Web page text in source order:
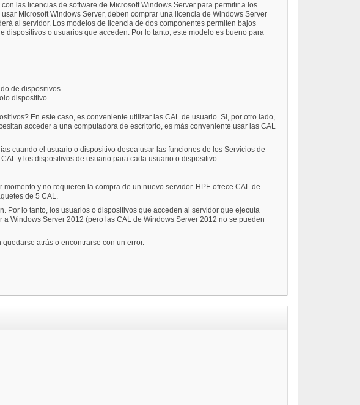
las licencias de software de Microsoft Windows Server para permitir a los
Microsoft Windows Server, deben comprar una licencia de Windows Server
al servidor. Los modelos de licencia de dos componentes permiten bajos
o usuarios que acceden. Por lo tanto, este modelo es bueno para
de dispositivos
dispositivo
En este caso, es conveniente utilizar las CAL de usuario. Si, por otro lado,
acceder a una computadora de escritorio, es más conveniente usar las CAL
cuando el usuario o dispositivo desea usar las funciones de los Servicios de
y los dispositivos de usuario para cada usuario o dispositivo.
y no requieren la compra de un nuevo servidor. HPE ofrece CAL de
de 5 CAL.
Por lo tanto, los usuarios o dispositivos que acceden al servidor que ejecuta
Windows Server 2012 (pero las CAL de Windows Server 2012 no se pueden
atrás o encontrarse con un error.